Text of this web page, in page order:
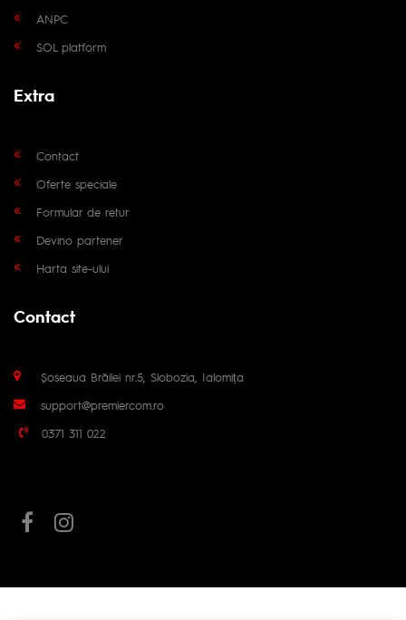
ANPC
SOL platform
Extra
Contact
Oferte speciale
Formular de retur
Devino partener
Harta site-ului
Contact
Șoseaua Brăilei nr.5, Slobozia, Ialomița
support@premiercom.ro
0371 311 022